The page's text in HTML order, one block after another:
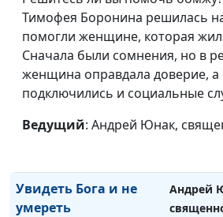
Тимофея Боронина решилась
помогли женщине, которая
Сначала были сомнения, но в
женщина оправдала доверие,
подключились и социальные
Ведущий: Андрей Юнак,
Как и почему Бог
молчит?
Андрей
означает это слово в
Библии?
Андрей
Не давайте место
Увидеть Бога и не
умереть
Андрей